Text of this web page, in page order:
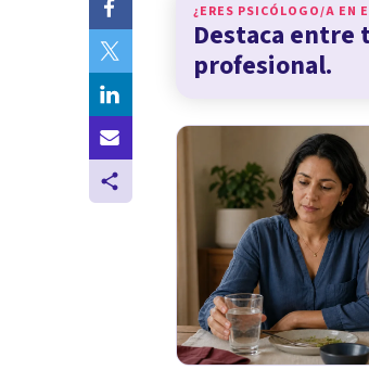
¿ERES PSICÓLOGO/A EN
Destaca entre
profesional.